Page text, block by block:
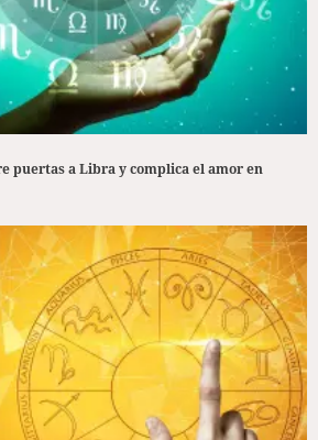
puertas a Libra y complica el amor en